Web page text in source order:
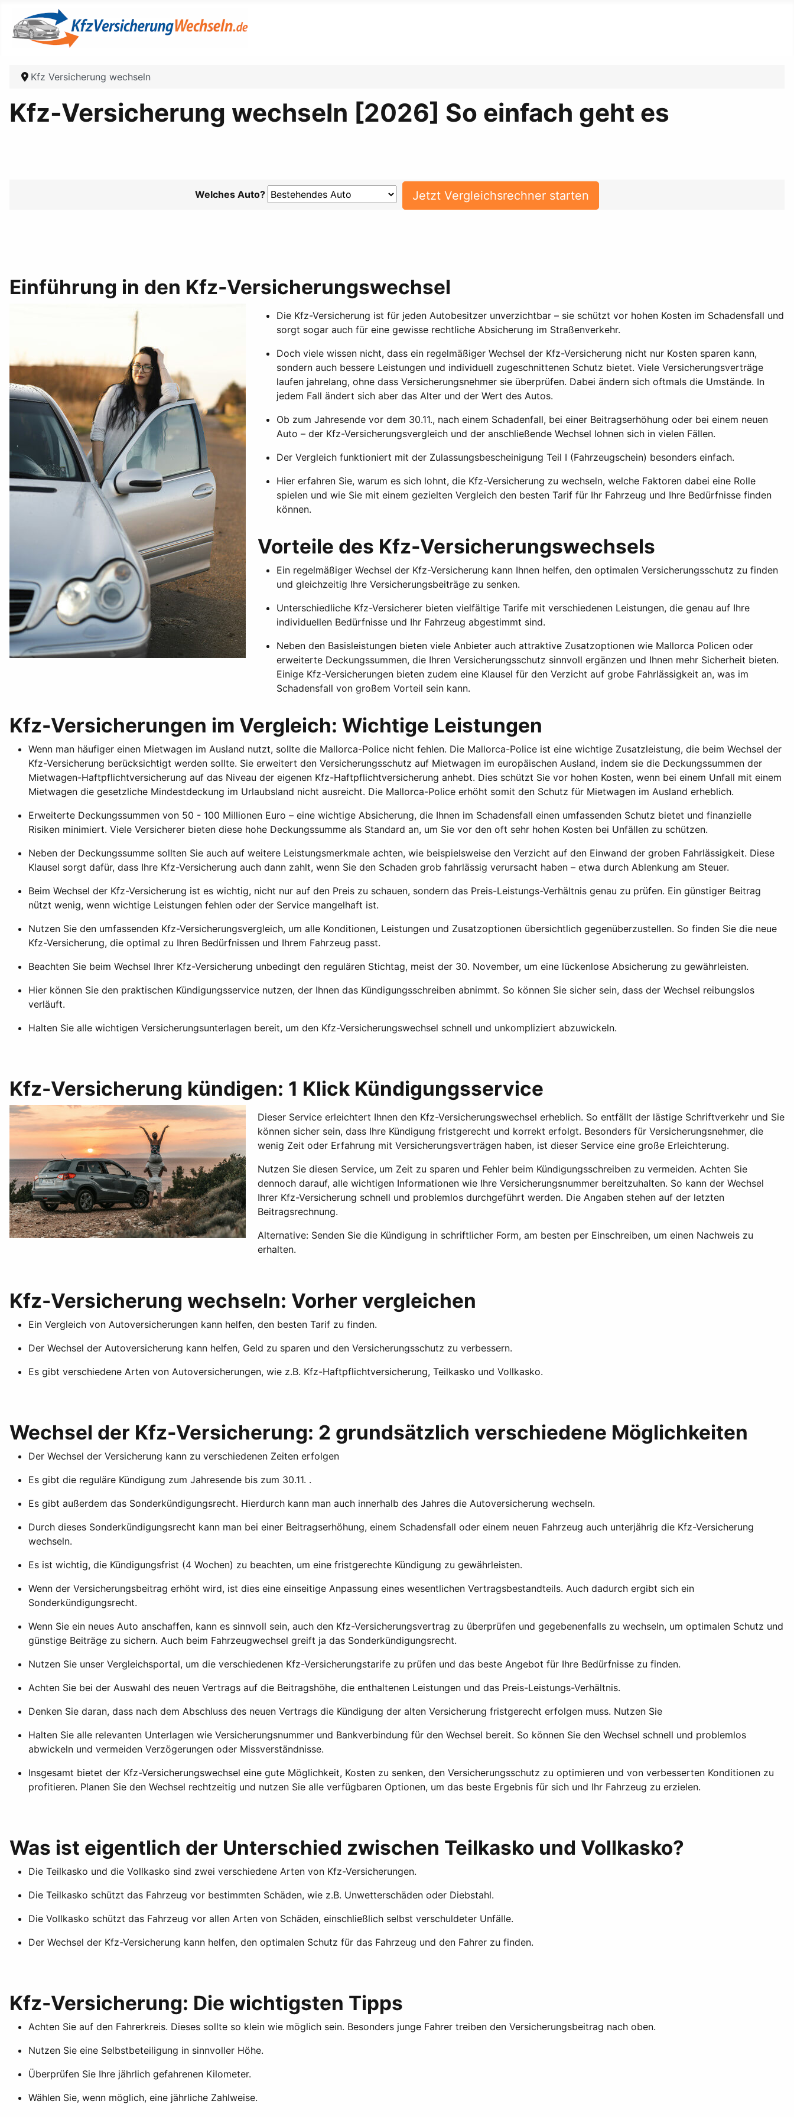
Kfz Versicherung wechseln
Kfz-Versicherung wechseln [2026] So einfach geht es
Welches Auto?
Einführung in den Kfz-Versicherungswechsel
Die Kfz-Versicherung ist für jeden Autobesitzer unverzichtbar – sie schützt vor hohen Kosten im Schadensfall und
sorgt sogar auch für eine gewisse rechtliche Absicherung im Straßenverkehr.
Doch viele wissen nicht, dass ein regelmäßiger Wechsel der Kfz-Versicherung nicht nur Kosten sparen kann,
sondern auch bessere Leistungen und individuell zugeschnittenen Schutz bietet. Viele Versicherungsverträge
laufen jahrelang, ohne dass Versicherungsnehmer sie überprüfen. Dabei ändern sich oftmals die Umstände. In
jedem Fall ändert sich aber das Alter und der Wert des Autos.
Ob zum Jahresende vor dem 30.11., nach einem Schadenfall, bei einer Beitragserhöhung oder bei einem neuen
Auto – der Kfz-Versicherungsvergleich und der anschließende Wechsel lohnen sich in vielen Fällen.
Der Vergleich funktioniert mit der Zulassungsbescheinigung Teil I (Fahrzeugschein) besonders einfach.
Hier erfahren Sie, warum es sich lohnt, die Kfz-Versicherung zu wechseln, welche Faktoren dabei eine Rolle
spielen und wie Sie mit einem gezielten Vergleich den besten Tarif für Ihr Fahrzeug und Ihre Bedürfnisse finden
können.
Vorteile des Kfz-Versicherungswechsels
Ein regelmäßiger Wechsel der Kfz-Versicherung kann Ihnen helfen, den optimalen Versicherungsschutz zu finden
und gleichzeitig Ihre Versicherungsbeiträge zu senken.
Unterschiedliche Kfz-Versicherer bieten vielfältige Tarife mit verschiedenen Leistungen, die genau auf Ihre
individuellen Bedürfnisse und Ihr Fahrzeug abgestimmt sind.
Neben den Basisleistungen bieten viele Anbieter auch attraktive Zusatzoptionen wie Mallorca Policen oder
erweiterte Deckungssummen, die Ihren Versicherungsschutz sinnvoll ergänzen und Ihnen mehr Sicherheit bieten.
Einige Kfz-Versicherungen bieten zudem eine Klausel für den Verzicht auf grobe Fahrlässigkeit an, was im
Schadensfall von großem Vorteil sein kann.
Kfz-Versicherungen im Vergleich: Wichtige Leistungen
Wenn man häufiger einen Mietwagen im Ausland nutzt, sollte die Mallorca-Police nicht fehlen. Die Mallorca-Police ist eine wichtige Zusatzleistung, die beim Wechsel der
Kfz-Versicherung berücksichtigt werden sollte. Sie erweitert den Versicherungsschutz auf Mietwagen im europäischen Ausland, indem sie die Deckungssummen der
Mietwagen-Haftpflichtversicherung auf das Niveau der eigenen Kfz-Haftpflichtversicherung anhebt. Dies schützt Sie vor hohen Kosten, wenn bei einem Unfall mit einem
Mietwagen die gesetzliche Mindestdeckung im Urlaubsland nicht ausreicht. Die Mallorca-Police erhöht somit den Schutz für Mietwagen im Ausland erheblich.
Erweiterte Deckungssummen von 50 - 100 Millionen Euro – eine wichtige Absicherung, die Ihnen im Schadensfall einen umfassenden Schutz bietet und finanzielle
Risiken minimiert. Viele Versicherer bieten diese hohe Deckungssumme als Standard an, um Sie vor den oft sehr hohen Kosten bei Unfällen zu schützen.
Neben der Deckungssumme sollten Sie auch auf weitere Leistungsmerkmale achten, wie beispielsweise den Verzicht auf den Einwand der groben Fahrlässigkeit. Diese
Klausel sorgt dafür, dass Ihre Kfz-Versicherung auch dann zahlt, wenn Sie den Schaden grob fahrlässig verursacht haben – etwa durch Ablenkung am Steuer.
Beim Wechsel der Kfz-Versicherung ist es wichtig, nicht nur auf den Preis zu schauen, sondern das Preis-Leistungs-Verhältnis genau zu prüfen. Ein günstiger Beitrag
nützt wenig, wenn wichtige Leistungen fehlen oder der Service mangelhaft ist.
Nutzen Sie den umfassenden Kfz-Versicherungsvergleich, um alle Konditionen, Leistungen und Zusatzoptionen übersichtlich gegenüberzustellen. So finden Sie die neue
Kfz-Versicherung, die optimal zu Ihren Bedürfnissen und Ihrem Fahrzeug passt.
Beachten Sie beim Wechsel Ihrer Kfz-Versicherung unbedingt den regulären Stichtag, meist der 30. November, um eine lückenlose Absicherung zu gewährleisten.
Hier können Sie den praktischen Kündigungsservice nutzen, der Ihnen das Kündigungsschreiben abnimmt. So können Sie sicher sein, dass der Wechsel reibungslos
verläuft.
Halten Sie alle wichtigen Versicherungsunterlagen bereit, um den Kfz-Versicherungswechsel schnell und unkompliziert abzuwickeln.
Kfz-Versicherung kündigen: 1 Klick Kündigungsservice
Dieser Service erleichtert Ihnen den Kfz-Versicherungswechsel erheblich. So entfällt der lästige Schriftverkehr und Sie
können sicher sein, dass Ihre Kündigung fristgerecht und korrekt erfolgt. Besonders für Versicherungsnehmer, die
wenig Zeit oder Erfahrung mit Versicherungsverträgen haben, ist dieser Service eine große Erleichterung.
Nutzen Sie diesen Service, um Zeit zu sparen und Fehler beim Kündigungsschreiben zu vermeiden. Achten Sie
dennoch darauf, alle wichtigen Informationen wie Ihre Versicherungsnummer bereitzuhalten. So kann der Wechsel
Ihrer Kfz-Versicherung schnell und problemlos durchgeführt werden. Die Angaben stehen auf der letzten
Beitragsrechnung.
Alternative: Senden Sie die Kündigung in schriftlicher Form, am besten per Einschreiben, um einen Nachweis zu
erhalten.
Kfz-Versicherung wechseln: Vorher vergleichen
Ein Vergleich von Autoversicherungen kann helfen, den besten Tarif zu finden.
Der Wechsel der Autoversicherung kann helfen, Geld zu sparen und den Versicherungsschutz zu verbessern.
Es gibt verschiedene Arten von Autoversicherungen, wie z.B. Kfz-Haftpflichtversicherung, Teilkasko und Vollkasko.
Wechsel der Kfz-Versicherung: 2 grundsätzlich verschiedene Möglichkeiten
Der Wechsel der Versicherung kann zu verschiedenen Zeiten erfolgen
Es gibt die reguläre Kündigung zum Jahresende bis zum 30.11. .
Es gibt außerdem das Sonderkündigungsrecht. Hierdurch kann man auch innerhalb des Jahres die Autoversicherung wechseln.
Durch dieses Sonderkündigungsrecht kann man bei einer Beitragserhöhung, einem Schadensfall oder einem neuen Fahrzeug auch unterjährig die Kfz-Versicherung
wechseln.
Es ist wichtig, die Kündigungsfrist (4 Wochen) zu beachten, um eine fristgerechte Kündigung zu gewährleisten.
Wenn der Versicherungsbeitrag erhöht wird, ist dies eine einseitige Anpassung eines wesentlichen Vertragsbestandteils. Auch dadurch ergibt sich ein
Sonderkündigungsrecht.
Wenn Sie ein neues Auto anschaffen, kann es sinnvoll sein, auch den Kfz-Versicherungsvertrag zu überprüfen und gegebenenfalls zu wechseln, um optimalen Schutz und
günstige Beiträge zu sichern. Auch beim Fahrzeugwechsel greift ja das Sonderkündigungsrecht.
Nutzen Sie unser Vergleichsportal, um die verschiedenen Kfz-Versicherungstarife zu prüfen und das beste Angebot für Ihre Bedürfnisse zu finden.
Achten Sie bei der Auswahl des neuen Vertrags auf die Beitragshöhe, die enthaltenen Leistungen und das Preis-Leistungs-Verhältnis.
Denken Sie daran, dass nach dem Abschluss des neuen Vertrags die Kündigung der alten Versicherung fristgerecht erfolgen muss. Nutzen Sie
Halten Sie alle relevanten Unterlagen wie Versicherungsnummer und Bankverbindung für den Wechsel bereit. So können Sie den Wechsel schnell und problemlos
abwickeln und vermeiden Verzögerungen oder Missverständnisse.
Insgesamt bietet der Kfz-Versicherungswechsel eine gute Möglichkeit, Kosten zu senken, den Versicherungsschutz zu optimieren und von verbesserten Konditionen zu
profitieren. Planen Sie den Wechsel rechtzeitig und nutzen Sie alle verfügbaren Optionen, um das beste Ergebnis für sich und Ihr Fahrzeug zu erzielen.
Was ist eigentlich der Unterschied zwischen Teilkasko und Vollkasko?
Die Teilkasko und die Vollkasko sind zwei verschiedene Arten von Kfz-Versicherungen.
Die Teilkasko schützt das Fahrzeug vor bestimmten Schäden, wie z.B. Unwetterschäden oder Diebstahl.
Die Vollkasko schützt das Fahrzeug vor allen Arten von Schäden, einschließlich selbst verschuldeter Unfälle.
Der Wechsel der Kfz-Versicherung kann helfen, den optimalen Schutz für das Fahrzeug und den Fahrer zu finden.
Kfz-Versicherung: Die wichtigsten Tipps
Achten Sie auf den Fahrerkreis. Dieses sollte so klein wie möglich sein. Besonders junge Fahrer treiben den Versicherungsbeitrag nach oben.
Nutzen Sie eine Selbstbeteiligung in sinnvoller Höhe.
Überprüfen Sie Ihre jährlich gefahrenen Kilometer.
Wählen Sie, wenn möglich, eine jährliche Zahlweise.